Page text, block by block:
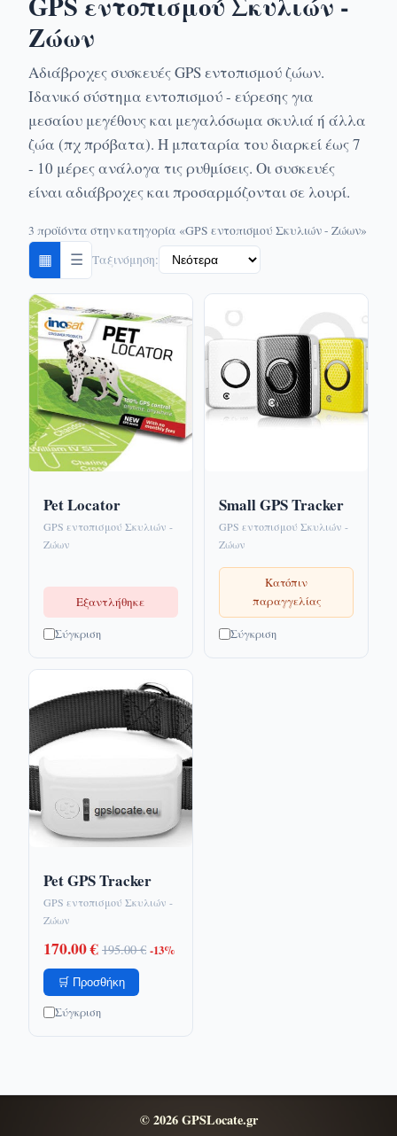
Ζώων
Αδιάβροχες συσκευές GPS εντοπισμού ζώων.
Iδανικό σύστημα εντοπισμού - εύρεσης για
μεσαίου μεγέθους και μεγαλόσωμα σκυλιά ή άλλα
ζώα (πχ πρόβατα). Η μπαταρία του διαρκεί έως 7
- 10 μέρες ανάλογα τις ρυθμίσεις. Οι συσκευές
είναι αδιάβροχες και προσαρμόζονται σε λουρί.
3 προϊόντα στην κατηγορία «GPS εντοπισμού Σκυλιών - Ζώων»
▦ ☰ Ταξινόμηση:
Pet Locator
GPS εντοπισμού Σκυλιών -
Ζώων
Εξαντλήθηκε
Σύγκριση
Small GPS Tracker
GPS εντοπισμού Σκυλιών -
Ζώων
Κατόπιν
παραγγελίας
Σύγκριση
Pet GPS Tracker
GPS εντοπισμού Σκυλιών -
Ζώων
170.00 € 195.00 € -13%
🛒 Προσθήκη
Σύγκριση
© 2026 GPSLocate.gr